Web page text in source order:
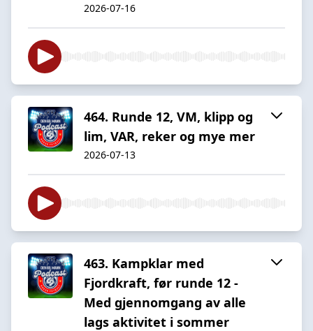
2026-07-16
464. Runde 12, VM, klipp og
lim, VAR, reker og mye mer
2026-07-13
463. Kampklar med
Fjordkraft, før runde 12 -
Med gjennomgang av alle
lags aktivitet i sommer